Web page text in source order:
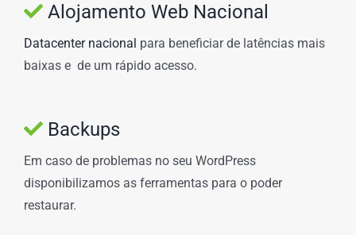
Alojamento Web Nacional
Datacenter nacional para beneficiar de latências mais
baixas e de um rápido acesso.
Backups
Em caso de problemas no seu WordPress
disponibilizamos as ferramentas para o poder
restaurar.